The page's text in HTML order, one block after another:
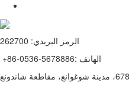
الرمز البريدي: 262700
+86-0536-5678886: الهاتف